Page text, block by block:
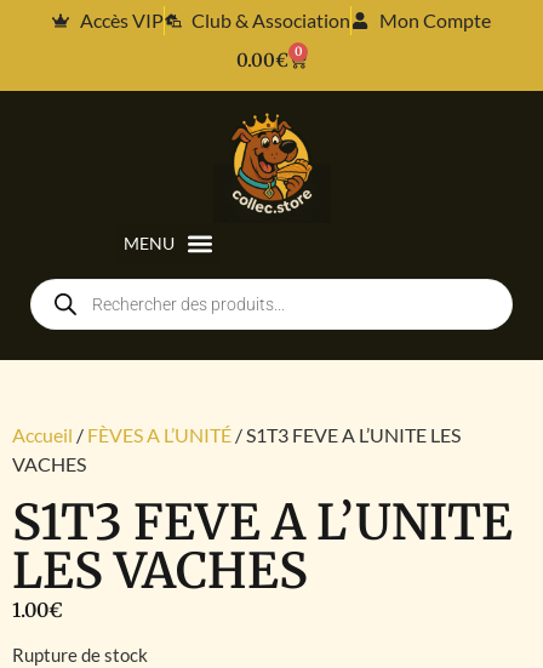
Accès VIP Club & Association
Mon Compte
0.00€ 0
Accueil / FÈVES A L’UNITÉ / S1T3 FEVE A L’UNITE LES
VACHES
S1T3 FEVE A L’UNITE
LES VACHES
1.00€
Rupture de stock